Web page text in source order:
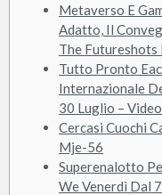
Metaverso E
Adatto, Il
The Futureshots
Tutto Pronto
Internazionale
30 Luglio – Video
Cercasi Cuochi
Mje-56
Superenalotto
We Venerdì Dal